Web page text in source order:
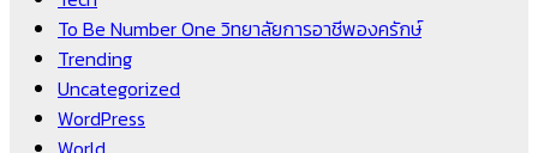
To Be Number One วิทยาลัยการอาชีพองครักษ์
Trending
Uncategorized
WordPress